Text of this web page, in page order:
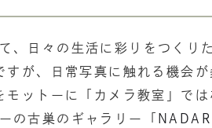
、日々の生活に彩りをつくり
が、日常写真に触れる機会
ットーに「カメラ教室」で
の古巣のギャラリー「 NADAR